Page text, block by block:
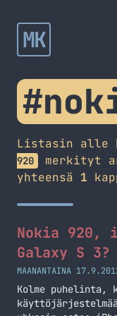
MK
Listasin alle
920
merkityt
yhteensä 1
Nokia 920,
Galaxy S 3?
MAANANTAINA
Kolme puhelinta,